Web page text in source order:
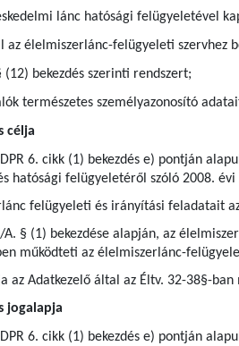
lánc hatósági felügyeletével
az élelmiszerlánc-felügyeleti szervhez
bekezdés szerinti rendszert;
természetes személyazonosító
célja
6. cikk (1) bekezdés e) pontján
hatósági felügyeletéről szóló 2008.
felügyeleti és irányítási feladatait
A. § (1) bekezdése alapján, az
működteti az élelmiszerlánc-
az Adatkezelő által az Éltv. 32-38§-
jogalapja
6. cikk (1) bekezdés e) pontján